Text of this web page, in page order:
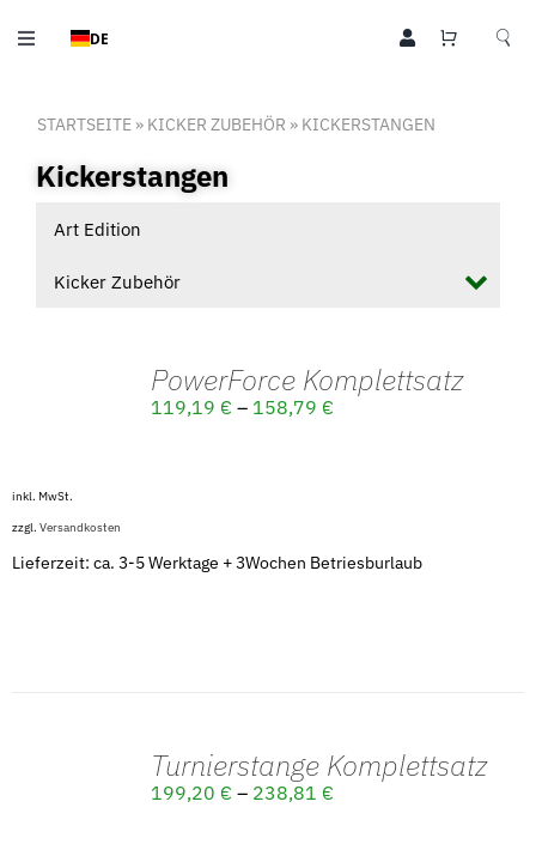
InhaltToggle
Leo Style
Kontakt
DE
STARTSEITE » KICKER ZUBEHÖR » KICKERSTANGEN
Kickerstangen
Art Edition
Kicker Zubehör
PowerForce Komplettsatz
119,19 € – 158,79 €
inkl. MwSt.
zzgl. Versandkosten
Lieferzeit: ca. 3-5 Werktage + 3Wochen Betriesburlaub
Turnierstange Komplettsatz
199,20 € – 238,81 €